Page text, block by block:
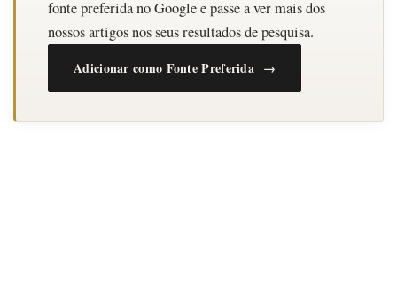
fonte preferida no Google e passe a ver mais dos
nossos artigos nos seus resultados de pesquisa.
Adicionar como Fonte Preferida →